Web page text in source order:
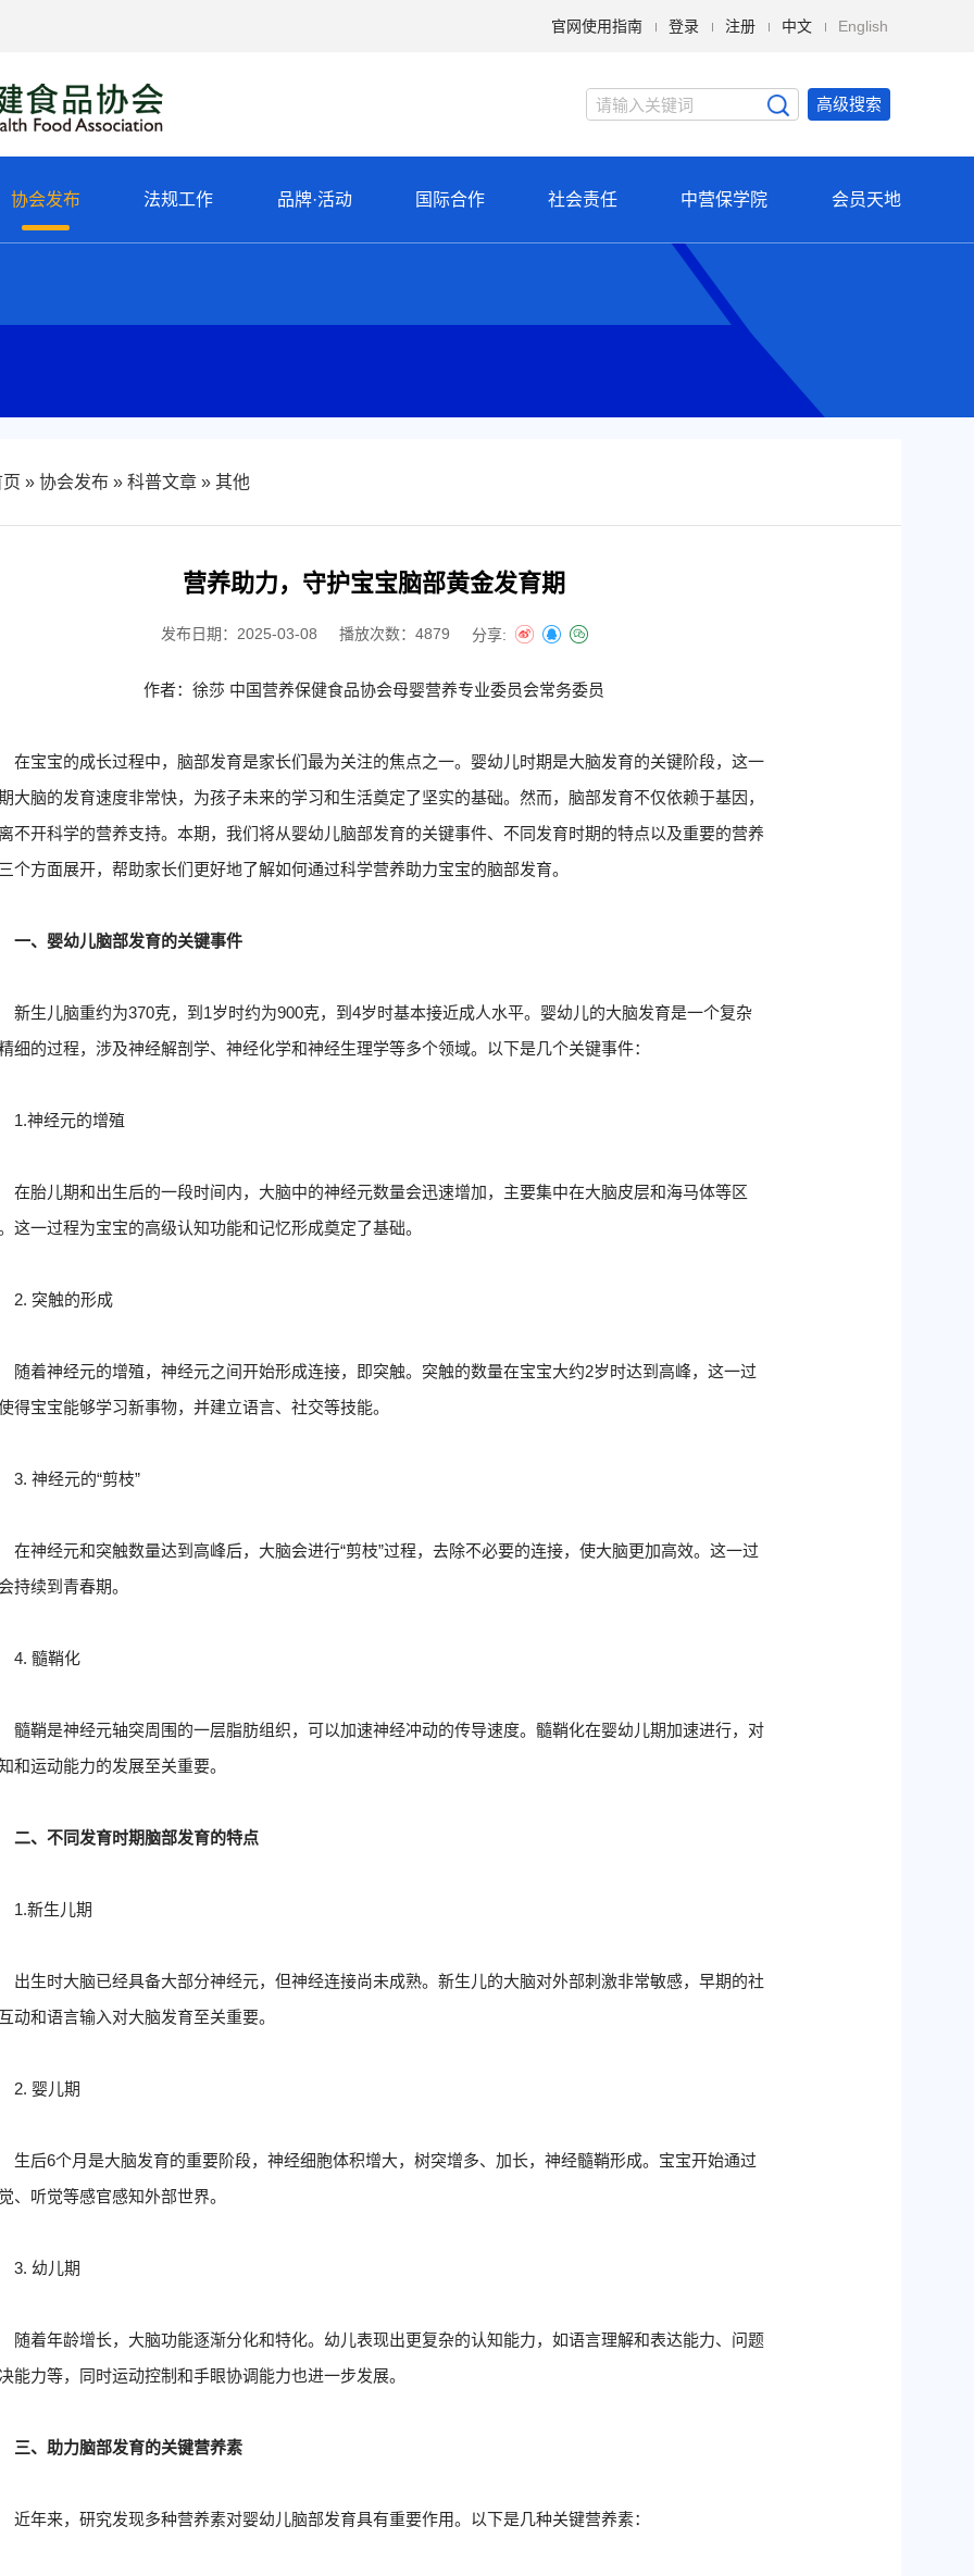
官网使用指南 登录 注册 中文 English
高级搜索
协会发布 法规工作 品牌·活动 国际合作 社会责任 中营保学院 会员天地
协会发布 科普文章 其他
营养助力，守护宝宝脑部黄金发育期
发布日期：2025-03-08 播放次数：4879 分享:
作者：徐莎 中国营养保健食品协会母婴营养专业委员会常务委员
在宝宝的成长过程中，脑部发育是家长们最为关注的焦点之一。婴幼儿时期是大脑发育的关键阶段，这一
大脑的发育速度非常快，为孩子未来的学习和生活奠定了坚实的基础。然而，脑部发育不仅依赖于基因，
不开科学的营养支持。本期，我们将从婴幼儿脑部发育的关键事件、不同发育时期的特点以及重要的营养
个方面展开，帮助家长们更好地了解如何通过科学营养助力宝宝的脑部发育。
一、婴幼儿脑部发育的关键事件
新生儿脑重约为370克，到1岁时约为900克，到4岁时基本接近成人水平。婴幼儿的大脑发育是一个复杂
细的过程，涉及神经解剖学、神经化学和神经生理学等多个领域。以下是几个关键事件：
1.神经元的增殖
在胎儿期和出生后的一段时间内，大脑中的神经元数量会迅速增加，主要集中在大脑皮层和海马体等区
这一过程为宝宝的高级认知功能和记忆形成奠定了基础。
2. 突触的形成
随着神经元的增殖，神经元之间开始形成连接，即突触。突触的数量在宝宝大约2岁时达到高峰，这一过
得宝宝能够学习新事物，并建立语言、社交等技能。
3. 神经元的“剪枝”
在神经元和突触数量达到高峰后，大脑会进行“剪枝”过程，去除不必要的连接，使大脑更加高效。这一过
持续到青春期。
4. 髓鞘化
髓鞘是神经元轴突周围的一层脂肪组织，可以加速神经冲动的传导速度。髓鞘化在婴幼儿期加速进行，对
和运动能力的发展至关重要。
二、不同发育时期脑部发育的特点
1.新生儿期
出生时大脑已经具备大部分神经元，但神经连接尚未成熟。新生儿的大脑对外部刺激非常敏感，早期的社
动和语言输入对大脑发育至关重要。
2. 婴儿期
生后6个月是大脑发育的重要阶段，神经细胞体积增大，树突增多、加长，神经髓鞘形成。宝宝开始通过
、听觉等感官感知外部世界。
3. 幼儿期
随着年龄增长，大脑功能逐渐分化和特化。幼儿表现出更复杂的认知能力，如语言理解和表达能力、问题
能力等，同时运动控制和手眼协调能力也进一步发展。
三、助力脑部发育的关键营养素
近年来，研究发现多种营养素对婴幼儿脑部发育具有重要作用。以下是几种关键营养素：